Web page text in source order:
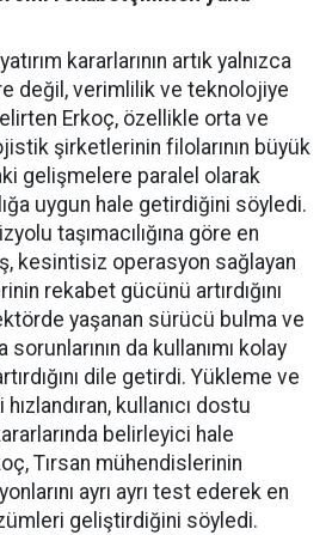
ka­rarlarının artık yalnızca
değil, verimlilik ve teknolojiye
Erkoç, özellikle orta ve
şirket­lerinin filolarının büyük
gelişmelere para­lel olarak
uygun hale getirdiğini söyledi.
taşı­macılığına göre en
kesintisiz operasyon sağlayan
rekabet gücünü artırdığını
yaşa­nan sürücü bulma ve
da kullanı­mı kolay
dile getirdi. Yükleme ve
kullanıcı dostu
belirleyici hale
Tırsan mühendislerinin
ayrı ayrı test ede­rek en
geliştirdiğini söyledi.